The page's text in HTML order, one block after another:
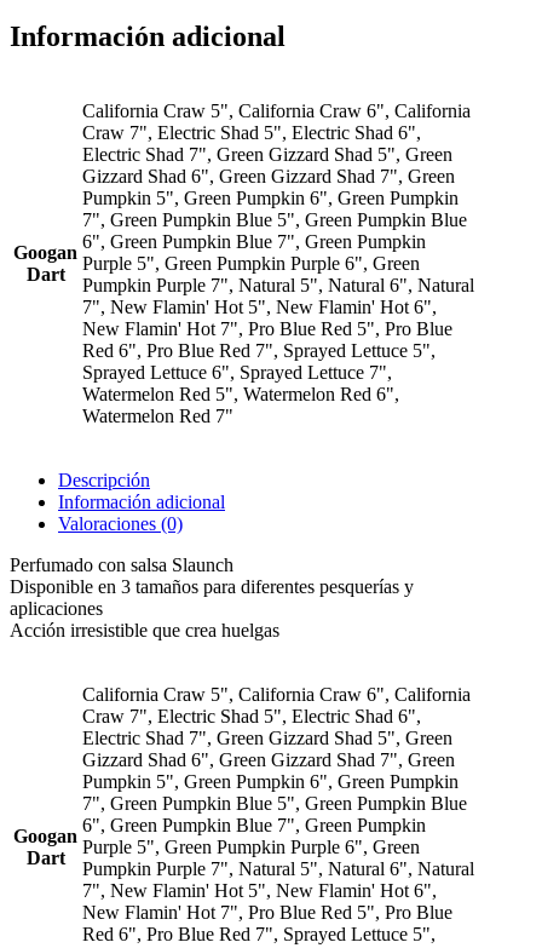
7"
cantidad
Información adicional
Googan
Dart
California Craw 5", California Craw 6", California
Craw 7", Electric Shad 5", Electric Shad 6",
Electric Shad 7", Green Gizzard Shad 5", Green
Gizzard Shad 6", Green Gizzard Shad 7", Green
Pumpkin 5", Green Pumpkin 6", Green Pumpkin
7", Green Pumpkin Blue 5", Green Pumpkin Blue
6", Green Pumpkin Blue 7", Green Pumpkin
Purple 5", Green Pumpkin Purple 6", Green
Pumpkin Purple 7", Natural 5", Natural 6", Natural
7", New Flamin' Hot 5", New Flamin' Hot 6",
New Flamin' Hot 7", Pro Blue Red 5", Pro Blue
Red 6", Pro Blue Red 7", Sprayed Lettuce 5",
Sprayed Lettuce 6", Sprayed Lettuce 7",
Watermelon Red 5", Watermelon Red 6",
Watermelon Red 7"
Descripción
Información adicional
Valoraciones (0)
Perfumado con salsa Slaunch
Disponible en 3 tamaños para diferentes pesquerías y
aplicaciones
Acción irresistible que crea huelgas
Googan
Dart
California Craw 5", California Craw 6", California
Craw 7", Electric Shad 5", Electric Shad 6",
Electric Shad 7", Green Gizzard Shad 5", Green
Gizzard Shad 6", Green Gizzard Shad 7", Green
Pumpkin 5", Green Pumpkin 6", Green Pumpkin
7", Green Pumpkin Blue 5", Green Pumpkin Blue
6", Green Pumpkin Blue 7", Green Pumpkin
Purple 5", Green Pumpkin Purple 6", Green
Pumpkin Purple 7", Natural 5", Natural 6", Natural
7", New Flamin' Hot 5", New Flamin' Hot 6",
New Flamin' Hot 7", Pro Blue Red 5", Pro Blue
Red 6", Pro Blue Red 7", Sprayed Lettuce 5",